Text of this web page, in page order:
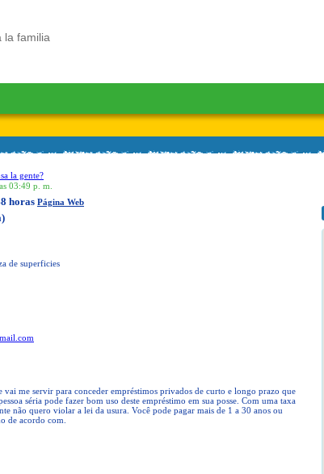
la familia
la gente?
03:49 p. m.
horas Página Web
de superficies
me servir para conceder empréstimos privados de curto e longo prazo que
séria pode fazer bom uso deste empréstimo em sua posse. Com uma taxa
não quero violar a lei da usura. Você pode pagar mais de 1 a 30 anos ou
de acordo com.